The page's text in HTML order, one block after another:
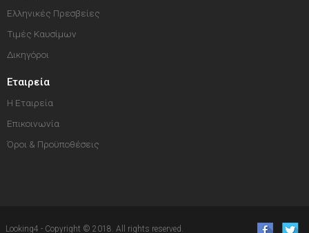
Ελληνικές Πρεσβείες
Τιμές Καυσίμων
Δικηγόροι
Εταιρεία
Η Εταιρεία
Επικοινωνία
Όροι & Προϋποθέσεις
Looking4 - Copyright © 2018. All rights reserved.